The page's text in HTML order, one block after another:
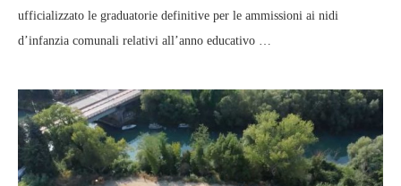
ufficializzato le graduatorie definitive per le ammissioni ai nidi
d’infanzia comunali relativi all’anno educativo …